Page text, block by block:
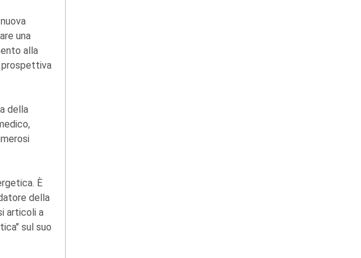
una
alla
prospettiva
della
È
della
articoli a
sul suo